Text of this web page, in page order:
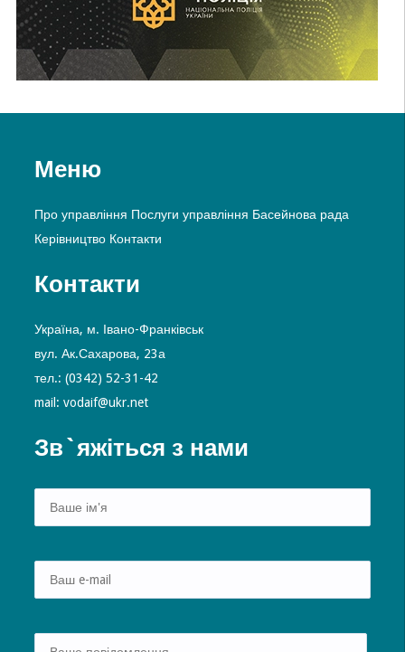
Меню
Про управління Послуги управління Басейнова рада
Керівництво Контакти
Контакти
Україна, м. Івано-Франківськ
вул. Ак.Сахарова, 23а
тел.: (0342) 52-31-42
mail: vodaif@ukr.net
Зв`яжіться з нами